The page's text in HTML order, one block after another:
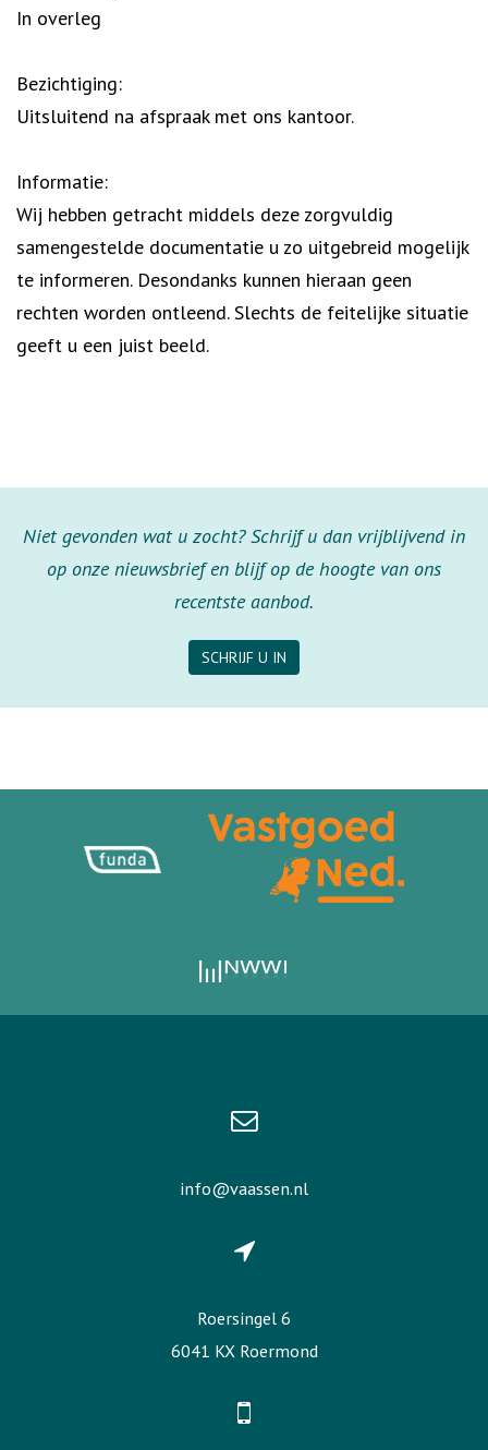
In overleg
Bezichtiging:
Uitsluitend na afspraak met ons kantoor.
Informatie:
Wij hebben getracht middels deze zorgvuldig
samengestelde documentatie u zo uitgebreid mogelijk
te informeren. Desondanks kunnen hieraan geen
rechten worden ontleend. Slechts de feitelijke situatie
geeft u een juist beeld.
Niet gevonden wat u zocht? Schrijf u dan vrijblijvend in
op onze nieuwsbrief en blijf op de hoogte van ons
recentste aanbod.
SCHRIJF U IN
info@vaassen.nl
Roersingel 6
6041 KX Roermond